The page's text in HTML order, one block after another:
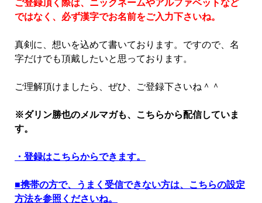
ではなく、必ず漢字でお名前をご入力下さいね。
真剣に、想いを込めて書いております。ですので、名
字だけでも頂戴したいと思っております。
ご理解頂けましたら、ぜひ、ご登録下さいね＾＾
※ダリン勝也のメルマガも、こちらから配信していま
す。
・登録はこちらからできます。
■携帯の方で、うまく受信できない方は、こちらの設定
方法を参照くださいね。